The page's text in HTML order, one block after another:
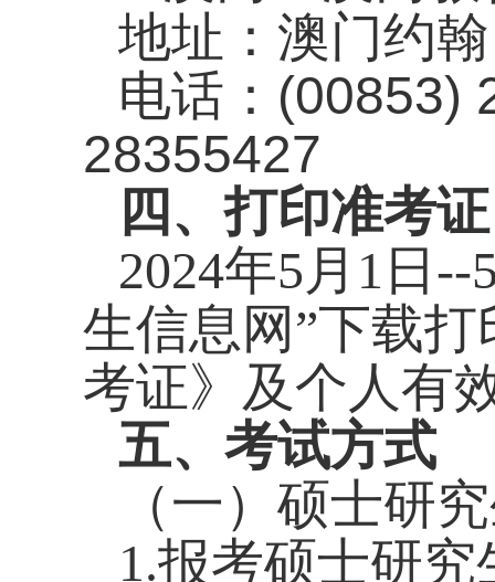
地址：澳门约
电话： (00853)
28355427
四、打印准考证
2024年5 月 1 日 --
生信息网”下载
考证》及个人有
五、考试方式
（一）硕士研
1.报考硕士研究